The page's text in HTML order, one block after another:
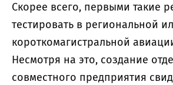
Скорее всего, первыми такие
тестировать в региональной
короткомагистральной
Несмотря на это, создание
совместного предприятия